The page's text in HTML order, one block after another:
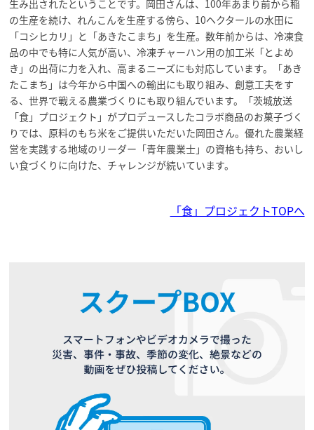
生み出されたということです。岡田さんは、100年あまり前から稲
の生産を続け、れんこんを生産する傍ら、10ヘクタールの水田に
「コシヒカリ」と「あきたこまち」を生産。数年前からは、冷凍食
品の中でも特に人気が高い、冷凍チャーハン用の加工米「とよめ
き」の出荷に力を入れ、高まるニーズにも対応しています。「あき
たこまち」は今年から中国への輸出にも取り組み、創意工夫をす
る、世界で戦える農業づくりにも取り組んでいます。「茨城放送
「食」プロジェクト」がプロデュースしたコラボ商品のお菓子づく
りでは、原料のもち米をご提供いただいた岡田さん。優れた農業経
営を実践する地域のリーダー「青年農業士」の資格も持ち、おいし
い食づくりに向けた、チャレンジが続いています。
「食」プロジェクトTOPへ